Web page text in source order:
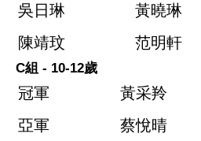
吳日琳
黃曉琳
陳靖玟
范明軒
C組 - 10-12歲
冠軍
黃采羚
亞軍
蔡悅晴